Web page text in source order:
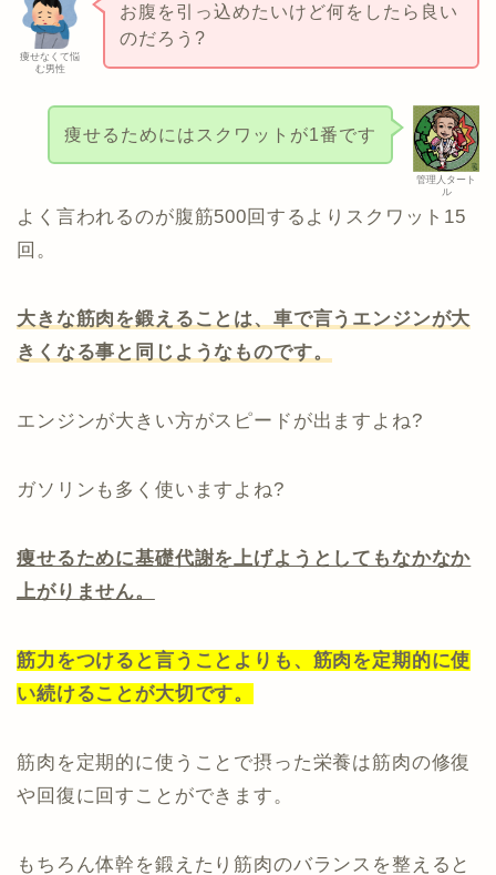
痩せなくて悩
む男性
お腹を引っ込めたいけど何をしたら良い
のだろう?
管理人タート
ル
痩せるためにはスクワットが1番です
よく言われるのが腹筋500回するよりスクワット15
回。
大きな筋肉を鍛えることは、車で言うエンジンが大
きくなる事と同じようなものです。
エンジンが大きい方がスピードが出ますよね?
ガソリンも多く使いますよね?
痩せるために基礎代謝を上げようとしてもなかなか
上がりません。
筋力をつけると言うことよりも、筋肉を定期的に使
い続けることが大切です。
筋肉を定期的に使うことで摂った栄養は筋肉の修復
や回復に回すことができます。
もちろん体幹を鍛えたり筋肉のバランスを整えると